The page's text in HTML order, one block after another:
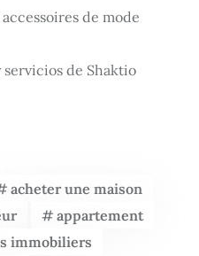
de mode
servicios de Shaktio
acheter une maison
appartement
immobiliers